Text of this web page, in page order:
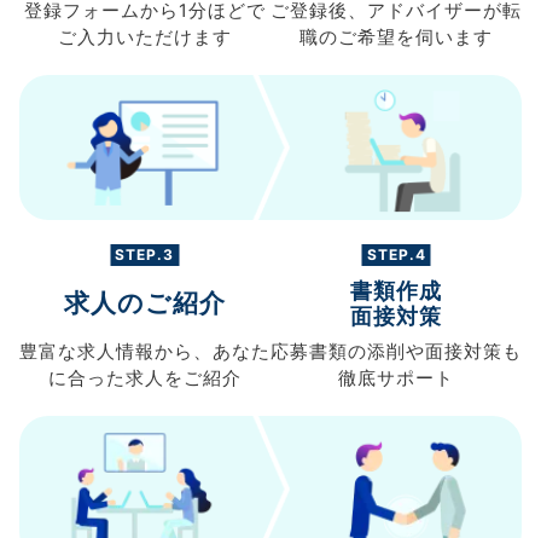
登録フォームから 1分ほどで
ご入力 いただけます
ご登録後、 アドバイザーが転
職のご希望を伺います
STEP.3
求人のご紹介
豊富な求人情報から、 あなた
に合った求人を ご紹介
STEP.4
書類作成
面接対策
応募書類の添削や面接対策も
徹底サポート